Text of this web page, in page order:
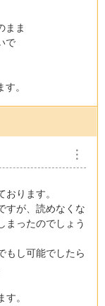
まま
で
。
︙
ります。
すが、読めなくな
まったのでしょう
もし可能でしたら
。